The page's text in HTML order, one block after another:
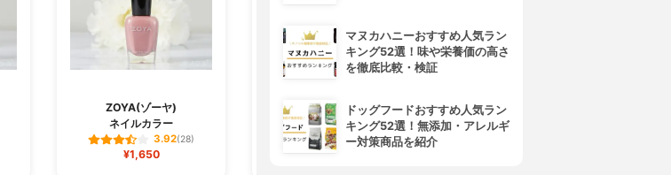
ZOYA(ゾーヤ)
ネイルカラー
3.92(28)
¥1,650
CANMAKE(キャンメイク)
カラフルネイルズ
3.90(105)
¥388
Sugar Doll(シュガードール)
オールインワンネイルR
マヌカハニーおすすめ人気ラン
キング52選！味や栄養価の高さ
を徹底比較・検証
ドッグフードおすすめ人気ラン
キング52選！無添加・アレルギ
ー対策商品を紹介